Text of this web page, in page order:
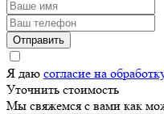
Отправить
Я даю согласие на
Уточнить стоимость
Мы свяжемся с вами как